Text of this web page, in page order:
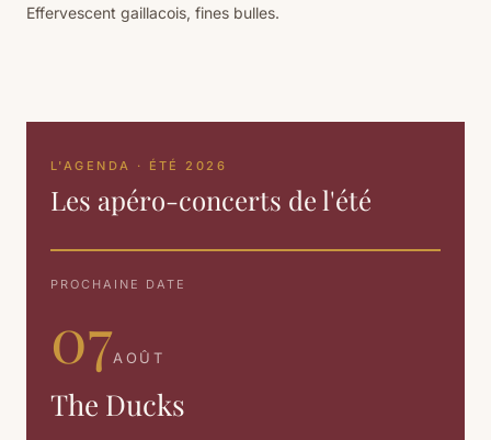
Effervescent gaillacois, fines bulles.
L'AGENDA · ÉTÉ 2026
Les apéro-concerts de l'été
PROCHAINE DATE
07AOÛT
The Ducks